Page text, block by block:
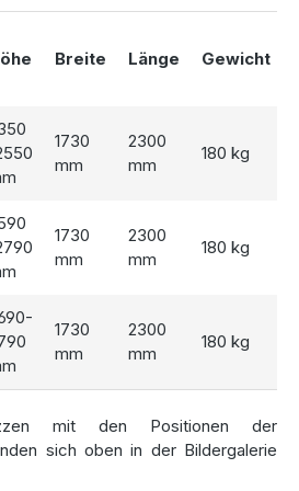
kontrollierte Abgabe sinkt er
auf das Ausgangsniveau. Ein
verhindert der vormontierte
sorgt ein feinmaschiger Filterkorb
des Filters ist dank des
Handgriffen erledigt.
dank
Deckel
und ist dank integrierter Kranösen
zu installieren. Die AQa.Line-
höhenverstellbare Deckellösungen
an die Geländeoberkante. Der
und bis 200 kg belastbar.
Teleskopdom mit 25 cm
entweder in einer bis 200 kg
kg radlastbefahrbaren Variante.
Breite Länge Gewicht
1730
mm
2300
mm
180 kg
1730
mm
2300
mm
180 kg
1730
mm
2300
mm
180 kg
mit den Positionen der
sich oben in der Bildergalerie